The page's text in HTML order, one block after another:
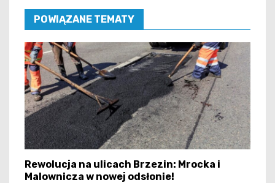
POWIĄZANE TEMATY
Rewolucja na ulicach Brzezin: Mrocka i
Malownicza w nowej odsłonie!